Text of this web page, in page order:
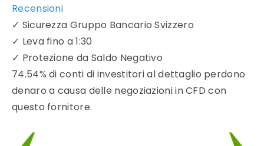
Recensioni
✓ Sicurezza Gruppo Bancario Svizzero
✓ Leva fino a 1:30
✓ Protezione da Saldo Negativo
74.54% di conti di investitori al dettaglio perdono
denaro a causa delle negoziazioni in CFD con
questo fornitore.